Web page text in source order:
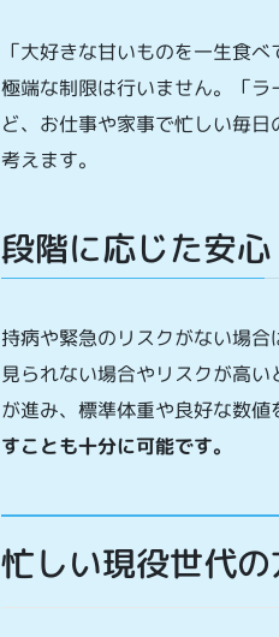
「大好きな甘いものを一生食
極端な制限は行いません。「
ど、お仕事や家事で忙しい毎
考えます。
段階に応じた安
持病や緊急のリスクがない場
見られない場合やリスクが高
が進み、標準体重や良好な数値
すことも十分に可能です。
忙しい現役世代